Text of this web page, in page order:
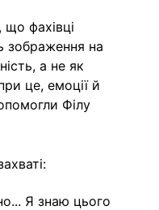
що фахівці
зображення на
а не як
це, емоції й
Філу
Я знаю цього